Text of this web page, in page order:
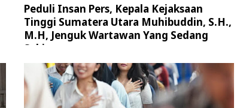
Peduli Insan Pers, Kepala Kejaksaan
Tinggi Sumatera Utara Muhibuddin, S.H.,
M.H, Jenguk Wartawan Yang Sedang
Sakit